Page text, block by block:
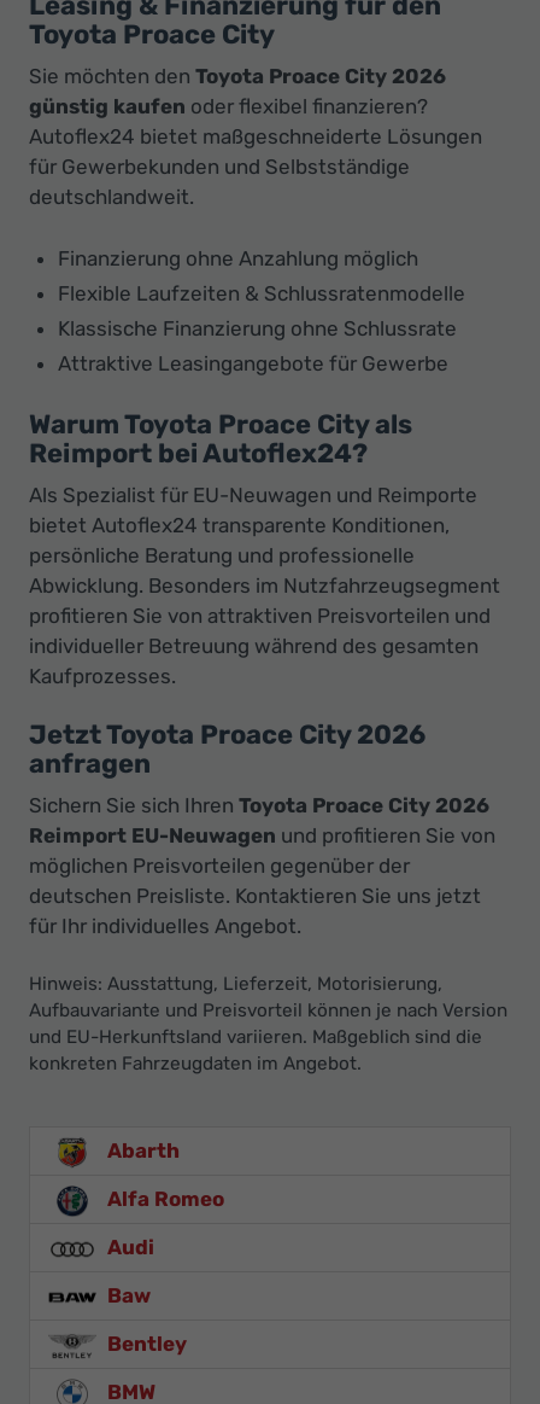
Toyota Proace City
Sie möchten den Toyota Proace City 2026
günstig kaufen oder flexibel finanzieren?
Autoflex24 bietet maßgeschneiderte Lösungen
für Gewerbekunden und Selbstständige
deutschlandweit.
Finanzierung ohne Anzahlung möglich
Flexible Laufzeiten & Schlussratenmodelle
Klassische Finanzierung ohne Schlussrate
Attraktive Leasingangebote für Gewerbe
Warum Toyota Proace City als
Reimport bei Autoflex24?
Als Spezialist für EU-Neuwagen und Reimporte
bietet Autoflex24 transparente Konditionen,
persönliche Beratung und professionelle
Abwicklung. Besonders im Nutzfahrzeugsegment
profitieren Sie von attraktiven Preisvorteilen und
individueller Betreuung während des gesamten
Kaufprozesses.
Jetzt Toyota Proace City 2026
anfragen
Sichern Sie sich Ihren Toyota Proace City 2026
Reimport EU-Neuwagen und profitieren Sie von
möglichen Preisvorteilen gegenüber der
deutschen Preisliste. Kontaktieren Sie uns jetzt
für Ihr individuelles Angebot.
Hinweis: Ausstattung, Lieferzeit, Motorisierung,
Aufbauvariante und Preisvorteil können je nach Version
und EU-Herkunftsland variieren. Maßgeblich sind die
konkreten Fahrzeugdaten im Angebot.
Abarth
Alfa Romeo
Audi
Baw
Bentley
BMW